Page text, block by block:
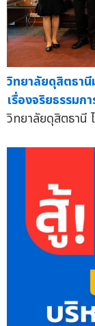
วิทยาลัยดุสิตธา
เรื่องจริยธรรมก
วิทยาลัยดุสิตธานี